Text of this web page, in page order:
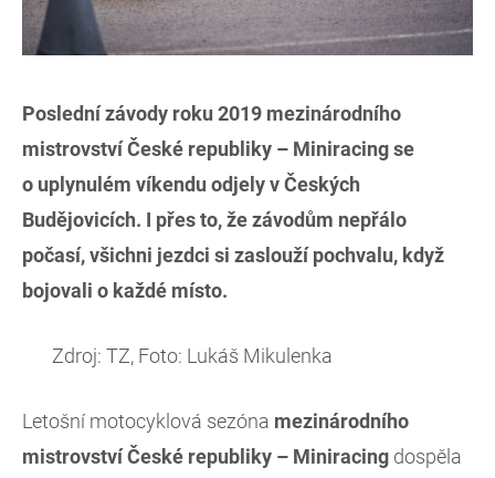
Poslední závody roku 2019 mezinárodního
mistrovství České republiky – Miniracing se
o uplynulém víkendu odjely v Českých
Budějovicích. I přes to, že závodům nepřálo
počasí, všichni jezdci si zaslouží pochvalu, když
bojovali o každé místo.
Zdroj: TZ, Foto: Lukáš Mikulenka
Letošní motocyklová sezóna mezinárodního
mistrovství České republiky – Miniracing dospěla